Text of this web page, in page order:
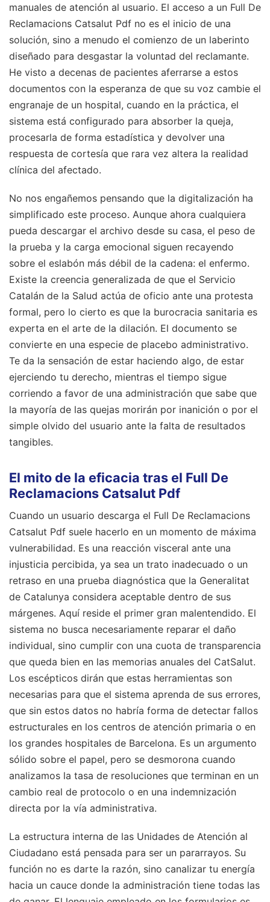
manuales de atención al usuario. El acceso a un Full De
Reclamacions Catsalut Pdf no es el inicio de una
solución, sino a menudo el comienzo de un laberinto
diseñado para desgastar la voluntad del reclamante.
He visto a decenas de pacientes aferrarse a estos
documentos con la esperanza de que su voz cambie el
engranaje de un hospital, cuando en la práctica, el
sistema está configurado para absorber la queja,
procesarla de forma estadística y devolver una
respuesta de cortesía que rara vez altera la realidad
clínica del afectado.
No nos engañemos pensando que la digitalización ha
simplificado este proceso. Aunque ahora cualquiera
pueda descargar el archivo desde su casa, el peso de
la prueba y la carga emocional siguen recayendo
sobre el eslabón más débil de la cadena: el enfermo.
Existe la creencia generalizada de que el Servicio
Catalán de la Salud actúa de oficio ante una protesta
formal, pero lo cierto es que la burocracia sanitaria es
experta en el arte de la dilación. El documento se
convierte en una especie de placebo administrativo.
Te da la sensación de estar haciendo algo, de estar
ejerciendo tu derecho, mientras el tiempo sigue
corriendo a favor de una administración que sabe que
la mayoría de las quejas morirán por inanición o por el
simple olvido del usuario ante la falta de resultados
tangibles.
El mito de la eficacia tras el Full De
Reclamacions Catsalut Pdf
Cuando un usuario descarga el Full De Reclamacions
Catsalut Pdf suele hacerlo en un momento de máxima
vulnerabilidad. Es una reacción visceral ante una
injusticia percibida, ya sea un trato inadecuado o un
retraso en una prueba diagnóstica que la Generalitat
de Catalunya considera aceptable dentro de sus
márgenes. Aquí reside el primer gran malentendido. El
sistema no busca necesariamente reparar el daño
individual, sino cumplir con una cuota de transparencia
que queda bien en las memorias anuales del CatSalut.
Los escépticos dirán que estas herramientas son
necesarias para que el sistema aprenda de sus errores,
que sin estos datos no habría forma de detectar fallos
estructurales en los centros de atención primaria o en
los grandes hospitales de Barcelona. Es un argumento
sólido sobre el papel, pero se desmorona cuando
analizamos la tasa de resoluciones que terminan en un
cambio real de protocolo o en una indemnización
directa por la vía administrativa.
La estructura interna de las Unidades de Atención al
Ciudadano está pensada para ser un pararrayos. Su
función no es darte la razón, sino canalizar tu energía
hacia un cauce donde la administración tiene todas las